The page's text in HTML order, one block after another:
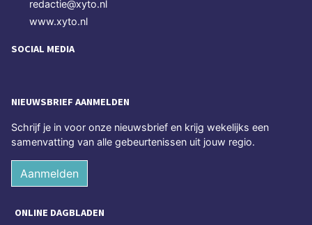
redactie@xyto.nl
www.xyto.nl
SOCIAL MEDIA
NIEUWSBRIEF AANMELDEN
Schrijf je in voor onze nieuwsbrief en krijg wekelijks een
samenvatting van alle gebeurtenissen uit jouw regio.
Aanmelden
ONLINE DAGBLADEN